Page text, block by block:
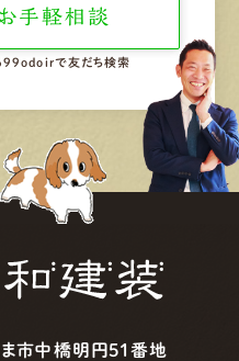
お手軽相談
で友だち検索
市中橋明円51番地